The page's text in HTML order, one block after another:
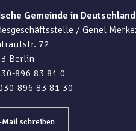
Gemeinde in Deutschland
/ Genel
72
Berlin
896 83 81 0
896 83 81 30
Mail schreiben